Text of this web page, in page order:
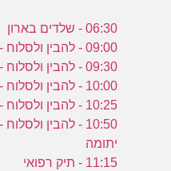
06:30 - שלדים בארון
09:00 - להבין ולסלוח - נחכה לבגרות
09:30 - להבין ולסלוח - משפחה
10:00 - להבין ולסלוח - אהבה למכירה
10:25 - להבין ולסלוח - אימה
10:50 - להבין
יתומה
11:15 - תיק רפואי